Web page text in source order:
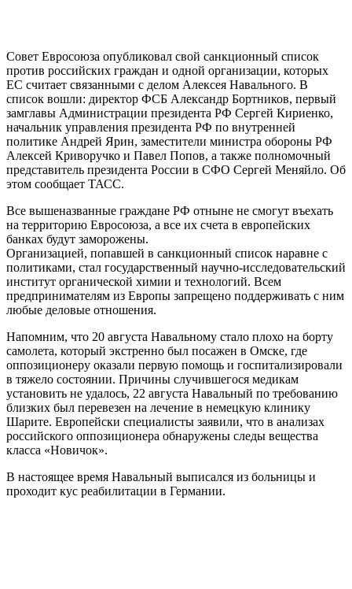
Совет Евросоюза опубликовал свой санкционный список
против российских граждан и одной организации, которых
ЕС считает связанными с делом Алексея Навального. В
список вошли: директор ФСБ Александр Бортников, первый
замглавы Администрации президента РФ Сергей Кириенко,
начальник управления президента РФ по внутренней
политике Андрей Ярин, заместители министра обороны РФ
Алексей Криворучко и Павел Попов, а также полномочный
представитель президента России в СФО Сергей Меняйло. Об
этом сообщает ТАСС.
Все вышеназванные граждане РФ отныне не смогут въехать
на территорию Евросоюза, а все их счета в европейских
банках будут заморожены.
Организацией, попавшей в санкционный список наравне с
политиками, стал государственный научно-исследовательский
институт органической химии и технологий. Всем
предпринимателям из Европы запрещено поддерживать с ним
любые деловые отношения.
Напомним, что 20 августа Навальному стало плохо на борту
самолета, который экстренно был посажен в Омске, где
оппозиционеру оказали первую помощь и госпитализировали
в тяжело состоянии. Причины случившегося медикам
установить не удалось, 22 августа Навальный по требованию
близких был перевезен на лечение в немецкую клинику
Шарите. Европейски специалисты заявили, что в анализах
российского оппозиционера обнаружены следы вещества
класса «Новичок».
В настоящее время Навальный выписался из больницы и
проходит кус реабилитации в Германии.